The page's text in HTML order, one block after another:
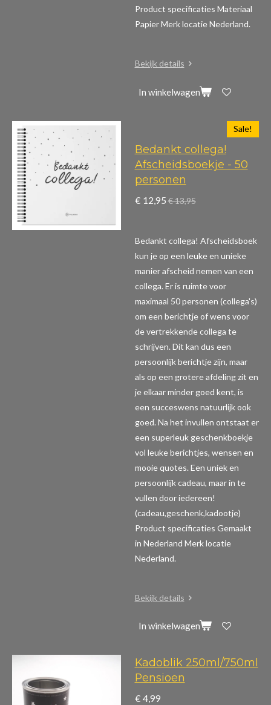
Product specificaties Materiaal
Papier Merk locatie Nederland.
Bekijk details
In winkelwagen
Sale!
Bedankt collega!
Afscheidsboekje - 50
personen
€ 12,95 € 13,95
Bedankt collega! Afscheidsboek
kun je op een leuke en unieke
manier afscheid nemen van een
collega. Er is ruimte voor
maximaal 50 personen (collega's)
om een berichtje of wens voor
de vertrekkende collega te
schrijven. Dit kan dus een
persoonlijk berichtje zijn, maar
als op een grotere afdeling zit en
je elkaar minder goed kent, is
een succeswens natuurlijk ook
goed. Na het invullen ontstaat er
een superleuk geschenkboekje
vol leuke berichtjes, wensen en
mooie quotes. Een uniek en
persoonlijk cadeau, maar in te
vullen door iedereen!
(cadeau,geschenk,kadootje)
Product specificaties Gemaakt
in Nederland Merk locatie
Nederland.
Bekijk details
In winkelwagen
Kadoblik 250ml/750ml
Pensioen
€ 4,99